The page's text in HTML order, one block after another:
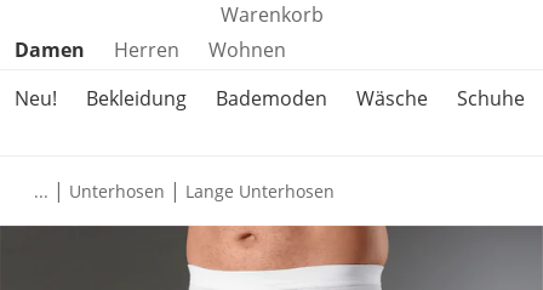
Warenkorb
Produktkategorien überspringen
Damen Herren
Wohnen
Neu!
Bekleidung Bademoden Wäsche Schuhe
... | Unterhosen | Lange Unterhosen